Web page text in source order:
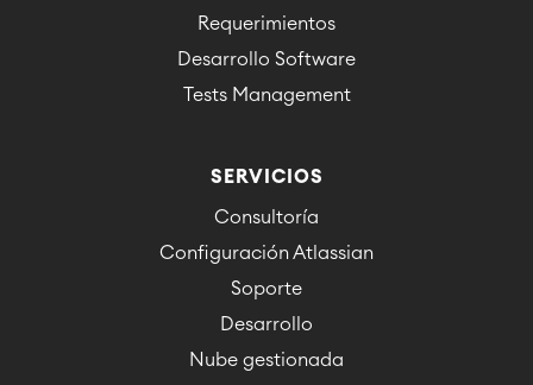
Requerimientos
Desarrollo Software
Tests Management
SERVICIOS
Consultoría
Configuración Atlassian
Soporte
Desarrollo
Nube gestionada